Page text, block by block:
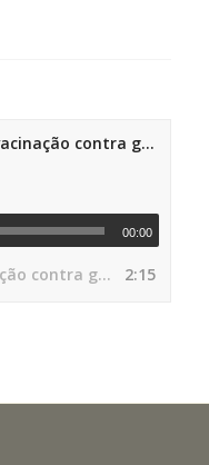
14-Governo antecipa vacinação contra gripe para 25 de março
00:00
para 25 de março 2:15